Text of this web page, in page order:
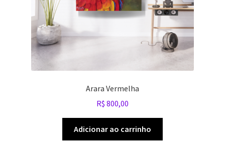
Arara Vermelha
R$ 800,00
Adicionar ao carrinho